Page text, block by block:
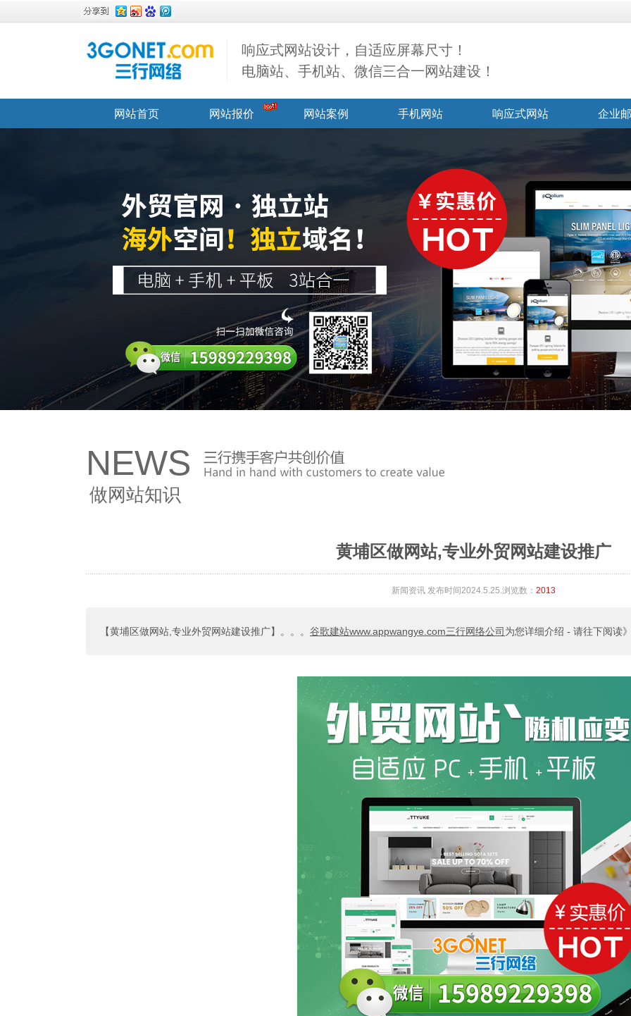
响应式网站设计，自适应屏幕尺寸！
电脑站、手机站、微信三合一网站建设！
网站首页 网站报价 网站案例 手机网站 响应式网站 企业
NEWS
做网站知识
黄埔区做网站,专业外贸网站建设推广
新闻资讯发布时间2024.5.25.浏览数： 2013
【黄埔区做网站,专业外贸网站建设推广】 。。。 谷歌建站www.appwangye.com三行网络公司 为您详细介绍 - 请往下阅读